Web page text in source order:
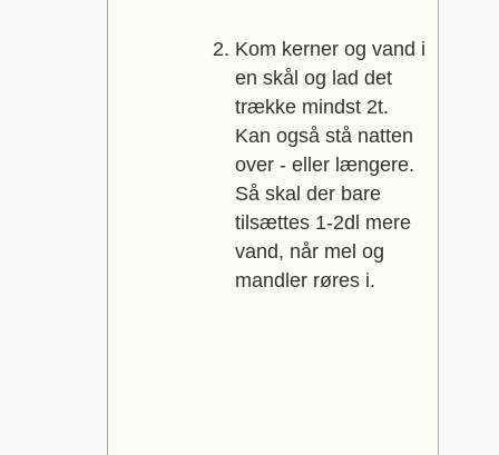
Kom kerner og vand i
en skål og lad det
trække mindst 2t.
Kan også stå natten
over - eller længere.
Så skal der bare
tilsættes 1-2dl mere
vand, når mel og
mandler røres i.